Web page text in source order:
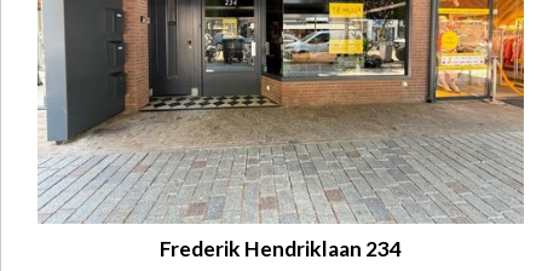
Frederik Hendriklaan 234